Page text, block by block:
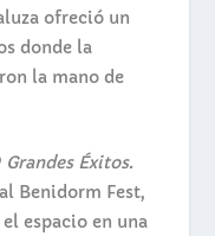
ofreció un
donde la
la mano de
Grandes Éxitos.
Benidorm Fest,
espacio en una